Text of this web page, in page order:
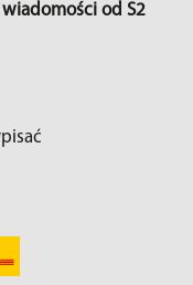
od S2